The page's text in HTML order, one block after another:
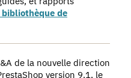
de
de la nouvelle direction
version 9.1, le